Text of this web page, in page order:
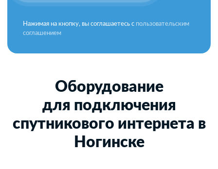
Нажимая на кнопку, вы соглашаетесь с пользовательским
соглашением
Оборудование
для подключения
спутникового интернета в
Ногинске